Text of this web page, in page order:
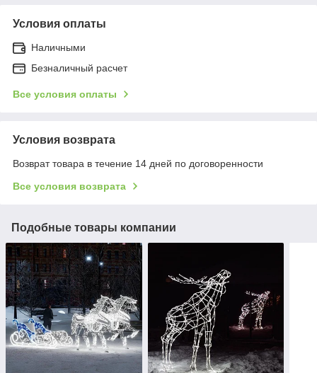
Условия оплаты
Наличными
Безналичный расчет
Все условия оплаты
Условия возврата
Возврат товара в течение 14 дней по договоренности
Все условия возврата
Подобные товары компании